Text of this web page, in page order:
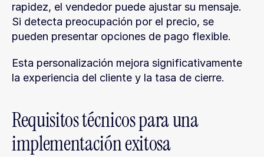
rapidez, el vendedor puede ajustar su mensaje.
Si detecta preocupación por el precio, se
pueden presentar opciones de pago flexible.
Esta personalización mejora significativamente
la experiencia del cliente y la tasa de cierre.
Requisitos técnicos para una
implementación exitosa